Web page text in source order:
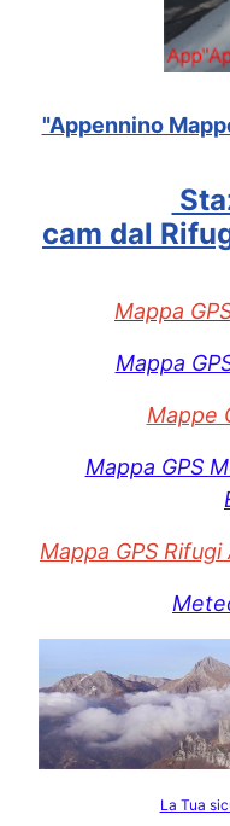
"Appennino
cam dal
Mappa
Mappa
Mappe
Mappa GPS
Mappa GPS
La Tua